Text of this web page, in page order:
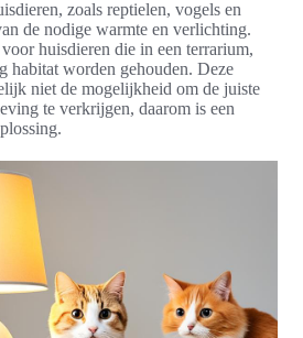
zoals reptielen, vogels en
de nodige warmte en verlichting.
huisdieren die in een terrarium,
habitat worden gehouden. Deze
niet de mogelijkheid om de juiste
te verkrijgen, daarom is een